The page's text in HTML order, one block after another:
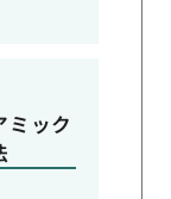
ミック